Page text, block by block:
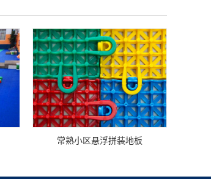
常熟小区悬浮拼装地板